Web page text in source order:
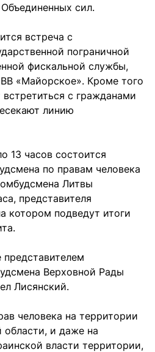
сил.
встреча с
пограничной
фискальной службы,
«Майорское». Кроме того
с гражданами
линию
13 часов состоится
по правам человека
Литвы
представителя
котором подведут итоги
Верховной Рады
Лисянский.
человека на территории
области, и даже на
власти территории,